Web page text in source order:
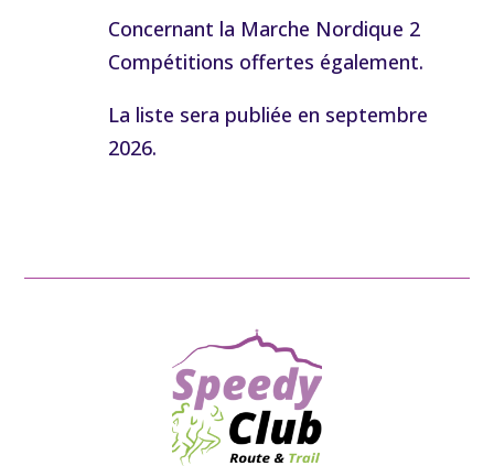
Concernant la Marche Nordique 2
Compétitions offertes également.
La liste sera publiée en septembre
2026.